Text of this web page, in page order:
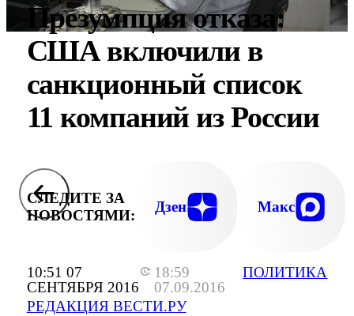
10:51 07
СЕНТЯБРЯ 2016
18:59
07.09.2016
РЕДАКЦИЯ ВЕСТИ.РУ
ПОЛИТИКА
Презумпция отказа:
США включили в
санкционный список
11 компаний из России
СЛЕДИТЕ ЗА
НОВОСТЯМИ:
Дзен Макс